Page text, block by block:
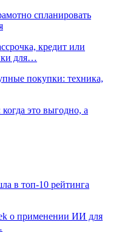
спланировать
кредит или
для…
покупки: техника,
это выгодно, а
в топ-10 рейтинга
о применении ИИ для